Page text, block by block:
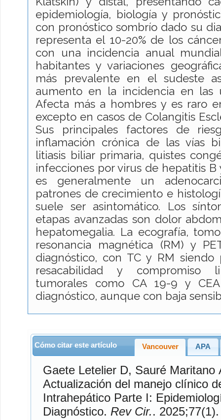
epidemiología, biología y
con pronóstico sombrío dado su
representa el 10-20% de los
con una incidencia anual
habitantes y variaciones
más prevalente en el sudeste
aumento en la incidencia en las
Afecta más a hombres y es raro
excepto en casos de Colangitis
Sus principales factores de
inflamación crónica de las vías
litiasis biliar primaria, quistes
infecciones por virus de hepatitis B
es generalmente un
patrones de crecimiento e
suele ser asintomático. Los
etapas avanzadas son dolor
hepatomegalia. La ecografía,
resonancia magnética (RM) y
diagnóstico, con TC y RM siendo
resacabilidad y compromiso
tumorales como CA 19-9 y
diagnóstico, aunque con baja
Cómo citar este artículo Vancouver APA
Gaete LetelierD, Sauré Maritano
Actualización del manejo clínico
Intrahepático Parte I:
Diagnóstico. Rev Cir.. 2025;77(1). Disponible